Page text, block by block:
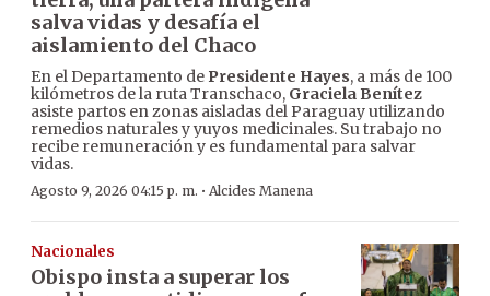
salva vidas y desafía el
aislamiento del Chaco
En el Departamento de Presidente Hayes, a más de 100
kilómetros de la ruta Transchaco, Graciela Benítez
asiste partos en zonas aisladas del Paraguay utilizando
remedios naturales y yuyos medicinales. Su trabajo no
recibe remuneración y es fundamental para salvar
vidas.
Agosto 9, 2026 04:15 p. m. · Alcides Manena
Nacionales
Obispo insta a superar los